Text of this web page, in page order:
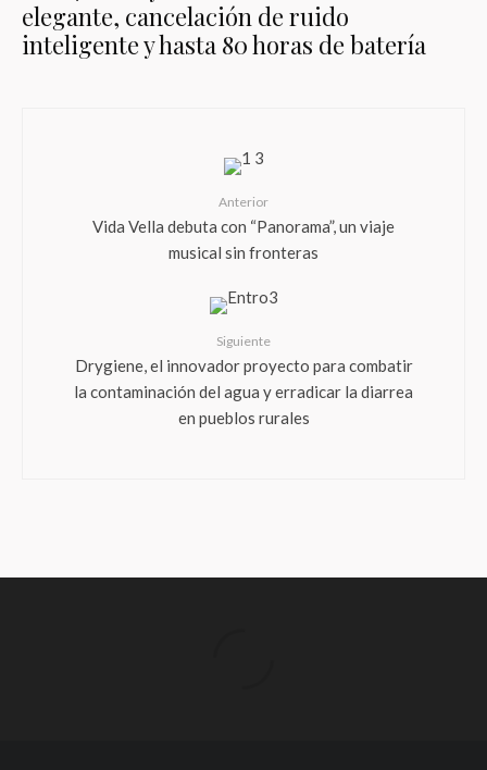
elegante, cancelación de ruido
inteligente y hasta 80 horas de batería
Anterior
Vida Vella debuta con “Panorama”, un viaje
musical sin fronteras
Siguiente
Drygiene, el innovador proyecto para combatir
la contaminación del agua y erradicar la diarrea
en pueblos rurales